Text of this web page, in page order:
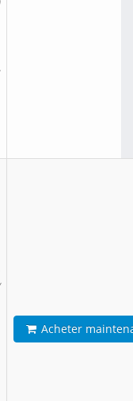
Acheter